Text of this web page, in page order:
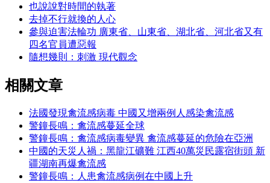
也說說對時間的執著
去掉不行就換的人心
參與迫害法輪功 廣東省、山東省、湖北省、河北省又有
四名官員遭惡報
隨想幾則：刺激 現代觀念
相關文章
法國發現禽流感病毒 中國又增兩例人感染禽流感
警鐘長鳴：禽流感蔓延全球
警鐘長鳴：禽流感病毒變異 禽流感蔓延的危險在亞洲
中國的天災人禍：黑龍江礦難 江西40萬災民露宿街頭 新
疆湖南再爆禽流感
警鐘長鳴：人患禽流感病例在中國上升